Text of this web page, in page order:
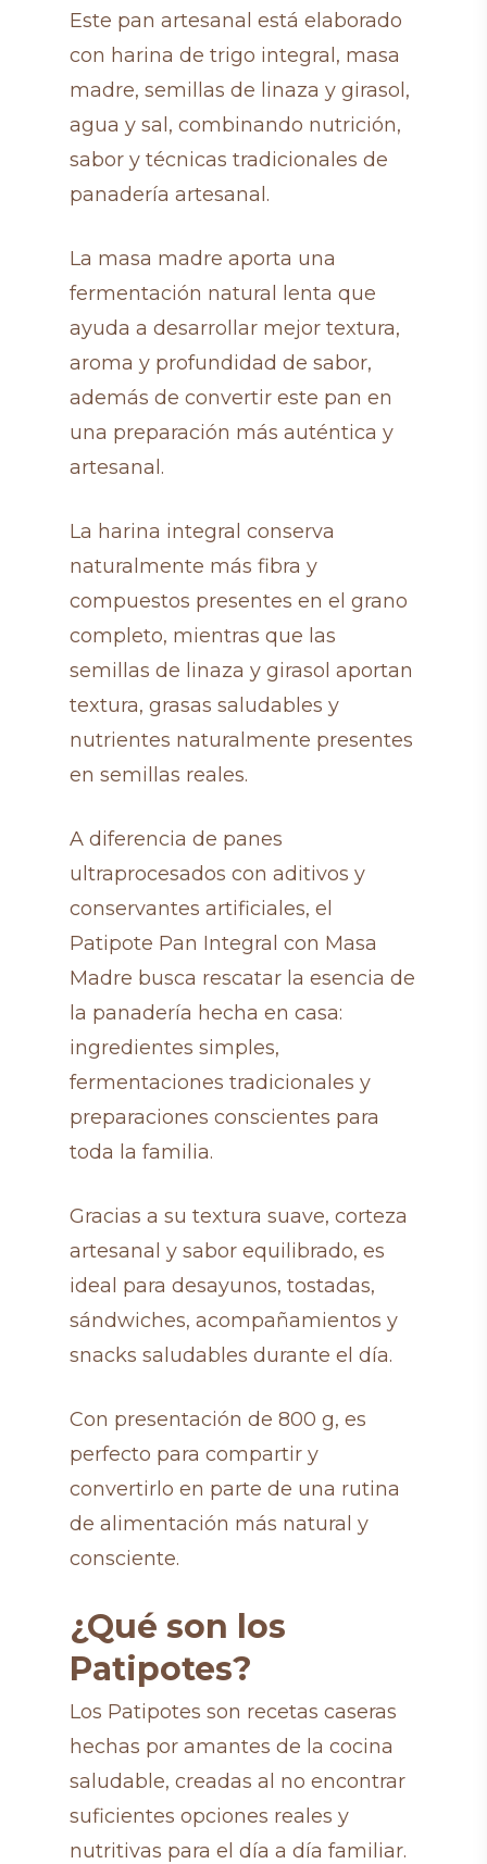
Este pan artesanal está elaborado
con harina de trigo integral, masa
madre, semillas de linaza y girasol,
agua y sal, combinando nutrición,
sabor y técnicas tradicionales de
panadería artesanal.
La masa madre aporta una
fermentación natural lenta que
ayuda a desarrollar mejor textura,
aroma y profundidad de sabor,
además de convertir este pan en
una preparación más auténtica y
artesanal.
La harina integral conserva
naturalmente más fibra y
compuestos presentes en el grano
completo, mientras que las
semillas de linaza y girasol aportan
textura, grasas saludables y
nutrientes naturalmente presentes
en semillas reales.
A diferencia de panes
ultraprocesados con aditivos y
conservantes artificiales, el
Patipote Pan Integral con Masa
Madre busca rescatar la esencia de
la panadería hecha en casa:
ingredientes simples,
fermentaciones tradicionales y
preparaciones conscientes para
toda la familia.
Gracias a su textura suave, corteza
artesanal y sabor equilibrado, es
ideal para desayunos, tostadas,
sándwiches, acompañamientos y
snacks saludables durante el día.
Con presentación de 800 g, es
perfecto para compartir y
convertirlo en parte de una rutina
de alimentación más natural y
consciente.
¿Qué son los
Patipotes?
Los Patipotes son recetas caseras
hechas por amantes de la cocina
saludable, creadas al no encontrar
suficientes opciones reales y
nutritivas para el día a día familiar.